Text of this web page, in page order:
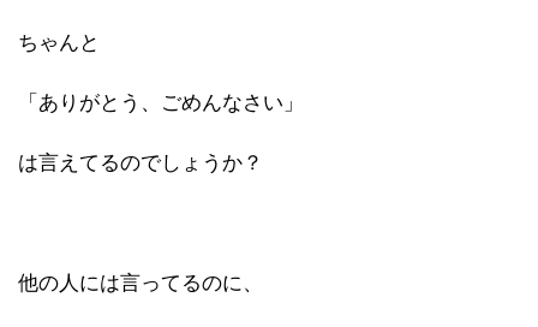
ちゃんと
「ありがとう、ごめんなさい」
は言えてるのでしょうか？
他の人には言ってるのに、